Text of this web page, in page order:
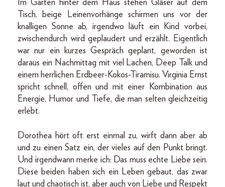
Im Garten hinter dem Haus stehen Gläser auf dem
Tisch, beige Leinenvorhänge schirmen uns vor der
knalligen Sonne ab, irgendwo läuft ein Kind vorbei,
zwischendurch wird geplaudert und erzählt. Eigentlich
war nur ein kurzes Gespräch geplant, geworden ist
daraus ein Nachmittag mit viel Lachen, Deep Talk und
einem herrlichen Erdbeer-Kokos-Tiramisu. Virginia Ernst
spricht schnell, offen und mit einer Kombination aus
Energie, Humor und Tiefe, die man selten gleichzeitig
erlebt.
Dorothea hört oft erst einmal zu, wirft dann aber ab
und zu einen Satz ein, der vieles auf den Punkt bringt.
Und irgendwann merke ich: Das muss echte Liebe sein.
Diese beiden haben sich ein Leben gebaut, das zwar
laut und chaotisch ist, aber auch von Liebe und Respekt